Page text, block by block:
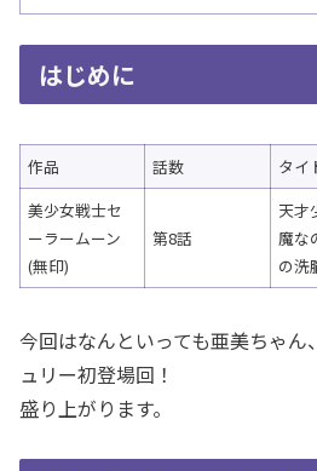
はじめに
作品 話数 タイ
美少女戦士セ
ーラームーン
(無印)
第8話
天才
魔な
の洗
今回はなんといっても亜美ちゃ
ュリー初登場回！
盛り上がります。